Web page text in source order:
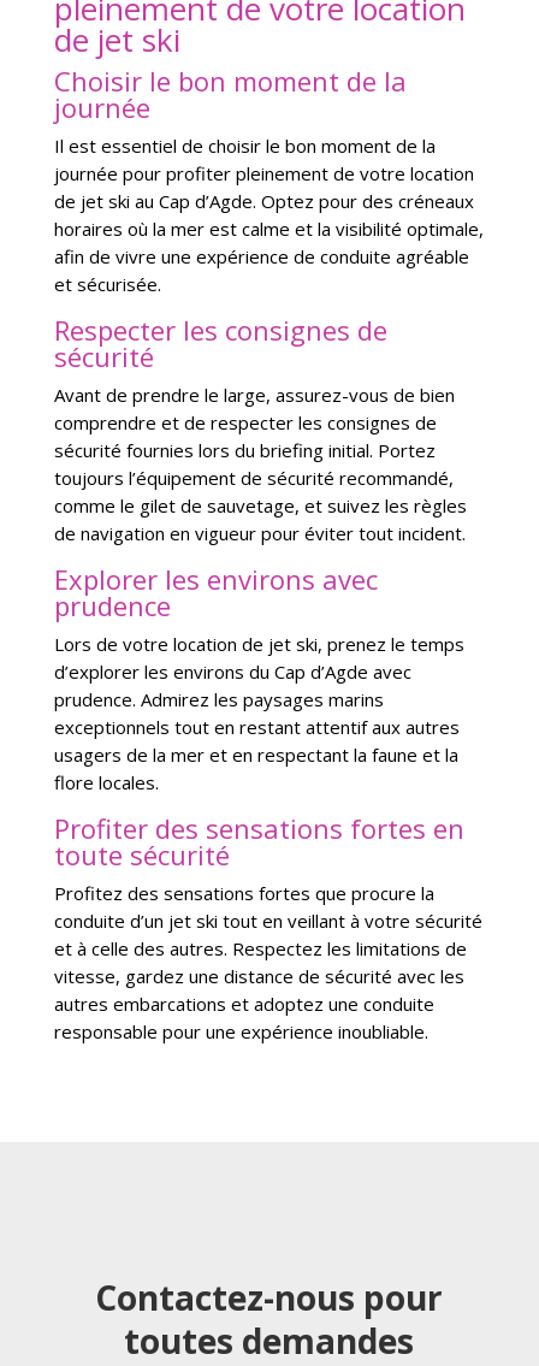
pleinement de votre location
de jet ski
Choisir le bon moment de la
journée
Il est essentiel de choisir le bon moment de la
journée pour profiter pleinement de votre location
de jet ski au Cap d’Agde. Optez pour des créneaux
horaires où la mer est calme et la visibilité optimale,
afin de vivre une expérience de conduite agréable
et sécurisée.
Respecter les consignes de
sécurité
Avant de prendre le large, assurez-vous de bien
comprendre et de respecter les consignes de
sécurité fournies lors du briefing initial. Portez
toujours l’équipement de sécurité recommandé,
comme le gilet de sauvetage, et suivez les règles
de navigation en vigueur pour éviter tout incident.
Explorer les environs avec
prudence
Lors de votre location de jet ski, prenez le temps
d’explorer les environs du Cap d’Agde avec
prudence. Admirez les paysages marins
exceptionnels tout en restant attentif aux autres
usagers de la mer et en respectant la faune et la
flore locales.
Profiter des sensations fortes en
toute sécurité
Profitez des sensations fortes que procure la
conduite d’un jet ski tout en veillant à votre sécurité
et à celle des autres. Respectez les limitations de
vitesse, gardez une distance de sécurité avec les
autres embarcations et adoptez une conduite
responsable pour une expérience inoubliable.
Contactez-nous pour
toutes demandes